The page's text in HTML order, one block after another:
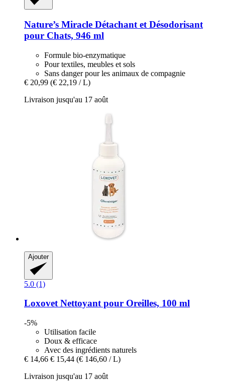
Nature’s Miracle Détachant et Désodorisant
pour Chats, 946 ml
Formule bio-enzymatique
Pour textiles, meubles et sols
Sans danger pour les animaux de compagnie
€ 20,99 (€ 22,19 / L)
Livraison jusqu'au 17 août
Ajouter
5.0 (1)
LoxovetNettoyant pour Oreilles, 100 ml
-5%
Utilisation facile
Doux & efficace
Avec des ingrédients naturels
€ 14,66 € 15,44 (€ 146,60 / L)
Livraison jusqu'au 17 août